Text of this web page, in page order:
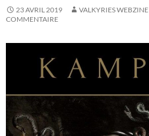
23 AVRIL 2019 VALKYRIES WEBZINE
COMMENTAIRE